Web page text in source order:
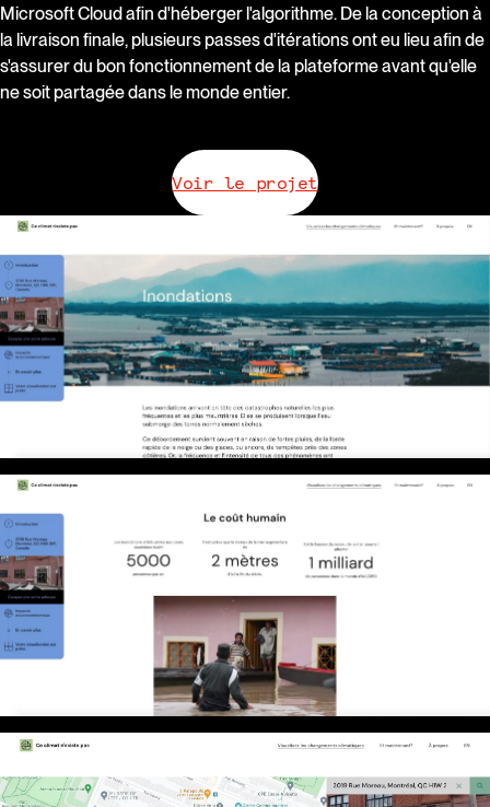
Microsoft Cloud afin d'héberger l'algorithme. De la conception à
la livraison finale, plusieurs passes d'itérations ont eu lieu afin de
s'assurer du bon fonctionnement de la plateforme avant qu'elle
ne soit partagée dans le monde entier.
Voir le projet